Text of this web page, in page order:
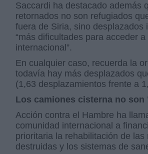
Saccardi ha destacado además
retornados no son refugiados
fuera de Siria, sino desplazados
“más dificultades para acceder
internacional”.
En cualquier caso, recuerda la
todavía hay más desplazados
(1,63 desplazamientos frente a
Los camiones cisterna no
Acción contra el Hambre ha
comunidad internacional a
prioritaria la rehabilitación de las
destruidas y los sistemas de